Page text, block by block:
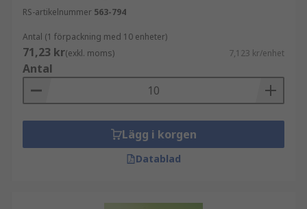
RS-artikelnummer 563-794
Antal (1 förpackning med 10 enheter)
71,23 kr(exkl. moms) 7,123 kr/enhet
Antal
Lägg i korgen
Datablad